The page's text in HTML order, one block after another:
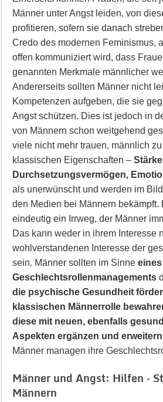
Männer unter Angst leiden, von
profitieren, sofern sie danach
Credo des modernen Feminismus,
offen kommuniziert wird, dass
genannten Merkmale männlicher
Andererseits sollten Männer nicht
Kompetenzen aufgeben, die sie
Angst schützen. Dies ist jedoch in
von Männern schon weitgehend
viele nicht mehr trauen, männlich
klassischen Eigenschaften –
Durchsetzungsvermögen,
als unerwünscht und werden im
den Medien bei Männern bekämpft.
eindeutig ein Irrweg, der Männer
Das kann weder in ihrem Interesse
wohlverstandenen Interesse der
sein. Männer sollten im Sinne
Geschlechtsrollenmanagements
die psychische Gesundheit
klassischen Männerrolle
diese mit neuen, ebenfalls
Aspekten ergänzen und erweitern
Männer managen ihre
Männer und Angst: Hilfen –
Männern